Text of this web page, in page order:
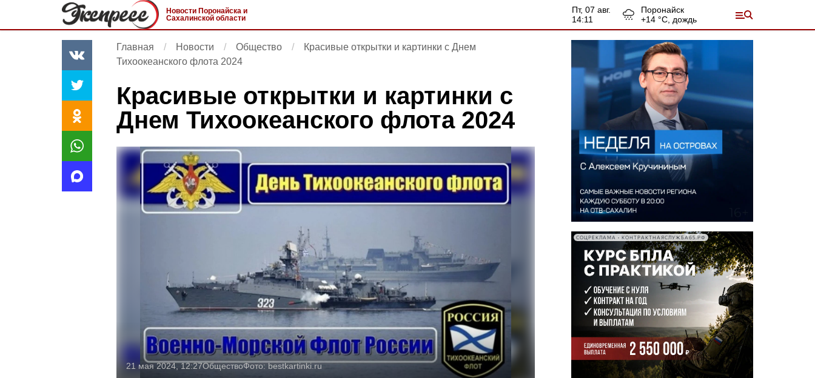
Новости Поронайска и
Сахалинской области
пт, 07 авг.
14:11
Поронайск
+14 °С, дождь
Главная Новости Общество
Красивые открытки и картинки с Днем
Тихоокеанского флота 2024
Красивые открытки и картинки с
Днем Тихоокеанского флота 2024
21 мая 2024, 12:27ОбществоФото:bestkartinki.ru
СОЦРЕКЛАМА • КОНТРАКТНАЯСЛУЖБА65.РФ